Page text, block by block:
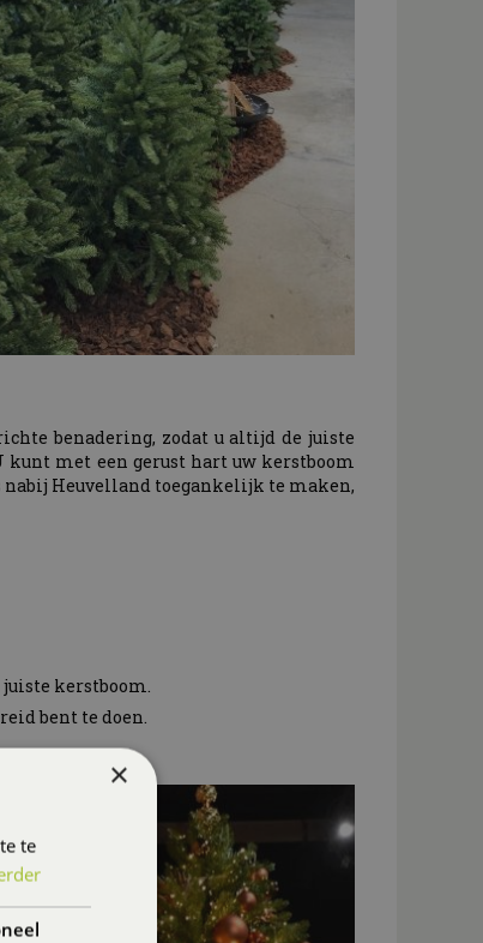
benadering, zodat u altijd de juiste
met een gerust hart uw kerstboom
Heuvelland toegankelijk te maken,
kerstboom.
bent te doen.
×
te